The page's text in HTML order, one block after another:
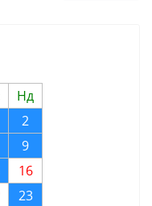
Нд
2
9
16
23